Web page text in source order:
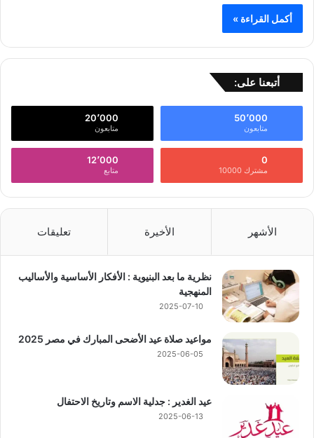
أكمل القراءة »
أتبعنا على:
50٬000
متابعون
20٬000
متابعون
0
مشترك 10000
12٬000
متابع
الأشهر الأخيرة تعليقات
نظرية ما بعد البنيوية : الأفكار الأساسية والأساليب
المنهجية
2025-07-10
مواعيد صلاة عيد الأضحى المبارك في مصر 2025
2025-06-05
عيد الغدير : جدلية الاسم وتاريخ الاحتفال
2025-06-13